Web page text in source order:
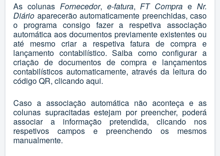
As colunas Fornecedor, e-fatura,FT Compra eNr.
Diário aparecerão automaticamente preenchidas, caso
o programa consigo fazer a respetiva associação
automática aos documentos previamente existentes ou
até mesmo criar a respetiva fatura de compra e
lançamento contabilístico. Saiba como configurar a
criação de documentos de compra e lançamentos
contabilísticos automaticamente, através da leitura do
código QR, clicandoaqui.
Caso a associação automática não aconteça e as
colunas supracitadas estejam por preencher, poderá
associar a informação pretendida, clicando nos
respetivos campos e preenchendo os mesmos
manualmente.